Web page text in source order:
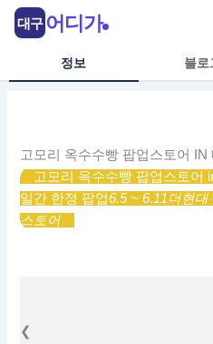
정보 블로
고모리 옥수수빵 팝업스토어 IN
고모리 옥수수빵 팝업스토어
일간 한정 팝업6.5 ~ 6.11더현대
스토어
❮
대구 어디가